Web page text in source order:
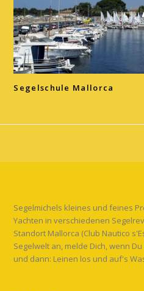
Segelschule Mallorca
Segelmichels kleines und feines
Yachten in verschiedenen
Standort Mallorca (Club Nautico
Segelwelt an, melde Dich, wenn
und dann: Leinen los und auf's